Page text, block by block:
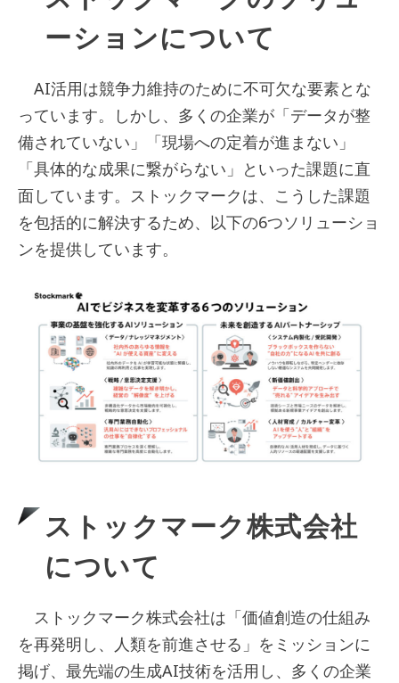
ーションについて
AI活用は競争力維持のために不可欠な要素とな
っています。しかし、多くの企業が「データが整
備されていない」「現場への定着が進まない」
「具体的な成果に繋がらない」といった課題に直
面しています。ストックマークは、こうした課題
を包括的に解決するため、以下の6つソリューショ
ンを提供しています。
ストックマーク株式会社
について
ストックマーク株式会社は「価値創造の仕組み
を再発明し、人類を前進させる」をミッションに
掲げ、最先端の生成AI技術を活用し、多くの企業